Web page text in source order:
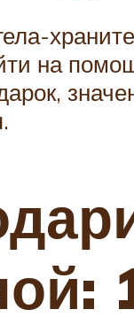
на